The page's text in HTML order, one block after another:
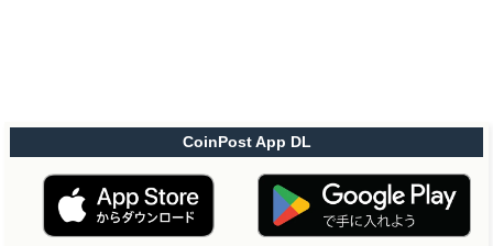
CoinPost App DL